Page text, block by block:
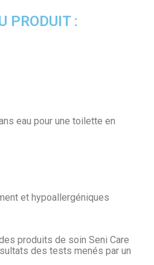
PRODUIT :
eau pour une toilette en
et hypoallergéniques
produits de soin Seni Care
des tests menés par un